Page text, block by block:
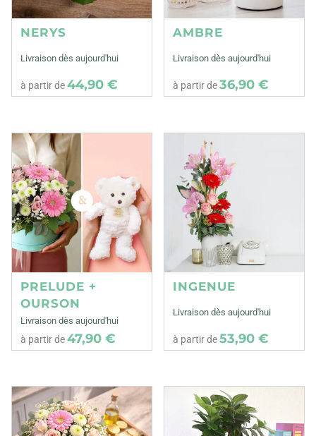
NERYS
Livraison dès aujourd'hui
à partir de44,90 €
AMBRE
Livraison dès aujourd'hui
à partir de36,90 €
PRELUDE +
OURSON
Livraison dès aujourd'hui
à partir de47,90 €
INGENUE
Livraison dès aujourd'hui
à partir de53,90 €